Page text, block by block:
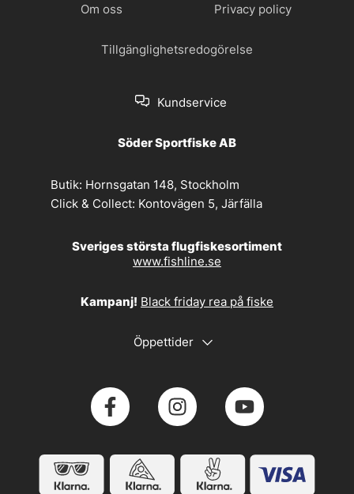
Om oss Privacy policy
Tillgänglighetsredogörelse
Kundservice
Söder Sportfiske AB
Butik: Hornsgatan 148, Stockholm
Click & Collect: Kontovägen 5, Järfälla
Sveriges största flugfiskesortiment
www.fishline.se
Kampanj! Black friday rea på fiske
Öppettider